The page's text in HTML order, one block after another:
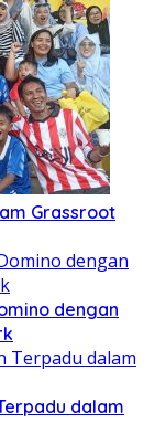
Grassroot
dengan
dalam